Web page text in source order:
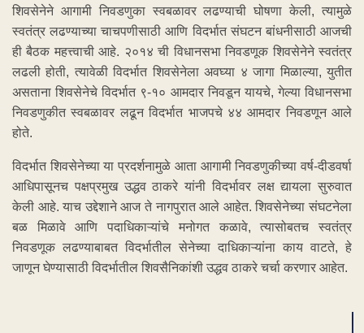
शिवसेनेने आगामी निवडणुका स्वबळावर लढण्याची घोषणा केली, त्यामुळे
स्वतंत्र लढण्याच्या चाचपणीसाठी आणि विदर्भात संघटन बांधनीसाठी आजची
ही बैठक महत्त्वाची आहे. २०१४ ची विधानसभा निवडणूक शिवसेनेने स्वतंत्र
लढली होती, त्यावेळी विदर्भात शिवसेनेला अवघ्या ४ जागा मिळाल्या, युतीत
असताना शिवसेनेचे विदर्भात ९-१० आमदार निवडून यायचे, गेल्या विधानसभा
निवडणुकीत स्वबळावर लढून विदर्भात भाजपचे ४४ आमदार निवडणून आले
होते.
विदर्भात शिवसेनेच्या या प्रदर्शनामुळे आता आगामी निवडणुकीच्या वर्ष-दीडवर्षा
आधिपासूनच पक्षप्रमुख उद्धव ठाकरे यांनी विदर्भावर लक्ष द्यायला सुरुवात
केली आहे. याच उद्देशाने आज ते नागपुरात आले आहेत. शिवसेनेच्या संघटनेला
बळ मिळावे आणि पदाधिकाऱ्यांचे मनोगत कळावे, त्यासोबतच स्वतंत्र
निवडणूक लढण्याबाबत विदर्भातील सेनेच्या दाधिकाऱ्यांना काय वाटते, हे
जाणून घेण्यासाठी विदर्भातील शिवसैनिकांशी उद्धव ठाकरे चर्चा करणार आहेत.